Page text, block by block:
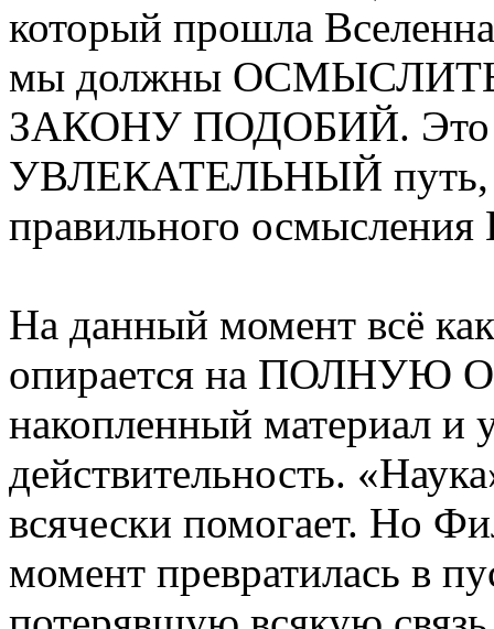
который прошла
мы должны ОСМЫСЛИТЬ
ЗАКОНУ ПОДОБИЙ.
УВЛЕКАТЕЛЬНЫЙ путь,
правильного
На данный момент всё
опирается на ПОЛНУЮ
накопленный материал
действительность.
всячески помогает. Но
момент превратилась в